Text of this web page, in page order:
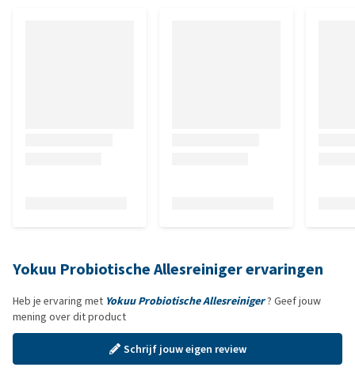
Yokuu Probiotische Allesreiniger ervaringen
Heb je ervaring met Yokuu Probiotische Allesreiniger? Geef jouw
mening over dit product
Schrijf jouw eigen review